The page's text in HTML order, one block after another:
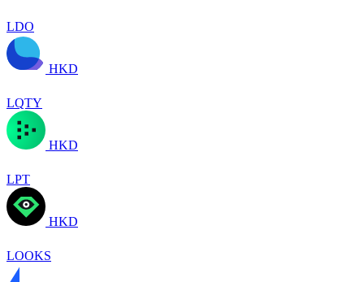
LDO
HKD
LQTY
HKD
LPT
HKD
LOOKS